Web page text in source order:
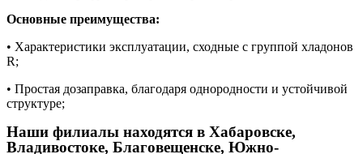
Основные преимущества:
• Характеристики эксплуатации, сходные с группой хладонов
R;
• Простая дозаправка, благодаря однородности и устойчивой
структуре;
Наши филиалы находятся в Хабаровске,
Владивостоке, Благовещенске, Южно-